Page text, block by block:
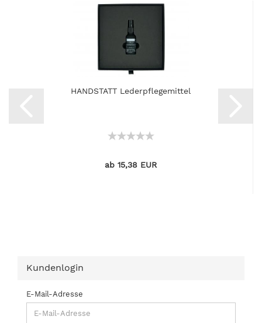
HANDSTATT Lederpflegemittel
ab 15,38 EUR
Kundenlogin
E-Mail-Adresse